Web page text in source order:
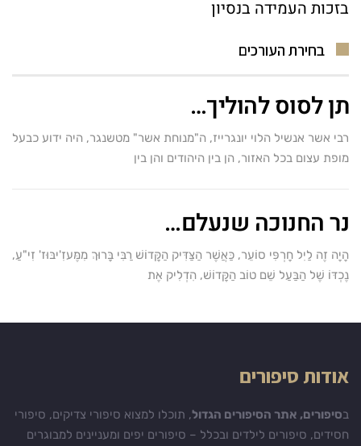
בזכות העמידה בנסיון
בחירת העורכים
תן לסוס להוליך…
רבי אשר אנשיל הלוי יונגרייז, ה"מנוחת אשר" מטשנגר, היה ידוע כבעל
מופת עצום בכל האזור, הן בין היהודים והן בין
נר החנוכה שנעלם…
הָיָה זֶה לַיִל חָרְפִּי סוֹעֵר, כַּאֲשֶׁר הַצַּדִּיק הַקָּדוֹשׁ רַבִּי בָּרוּךְ מִמֶּעזִ'יבּוּז' זִי"עַ,
נֶכְדּוֹ שֶׁל הַבַּעַל שֵׁם טוֹב הַקָּדוֹשׁ, הִדְלִיק אֶת
אודות סיפורים
בסיפורים, אתר הסיפורים הגדול, תוכלו למצוא סיפורי צדיקים, סיפורי
חסידים, סיפורים לילדים ובכלל – סיפורים יפים ומעניינים למבוגרים